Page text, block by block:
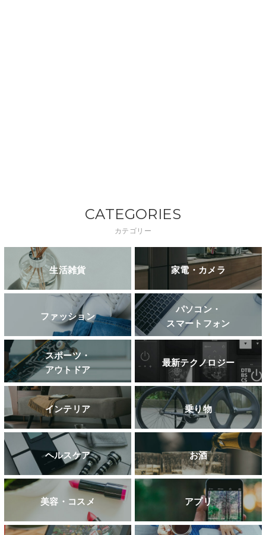
CATEGORIES
カテゴリー
生活雑貨 家電・カメラ
ファッション
パソコン・
スマートフォン
スポーツ・
アウトドア
最新テクノロジー
インテリア 乗り物
ヘルスケア お酒
美容・コスメ アプリ